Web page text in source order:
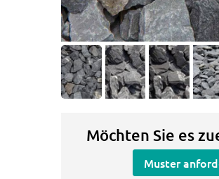
Möchten Sie es
Muster